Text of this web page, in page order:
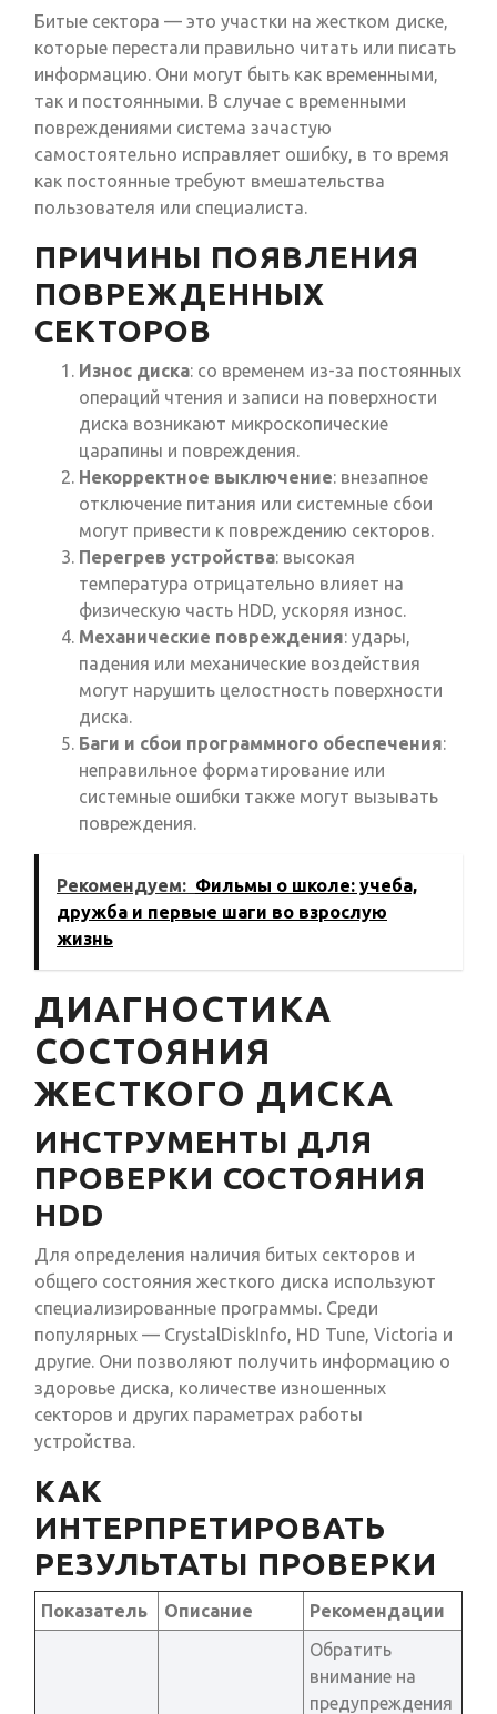
Битые сектора — это участки на жестком диске,
которые перестали правильно читать или писать
информацию. Они могут быть как временными,
так и постоянными. В случае с временными
повреждениями система зачастую
самостоятельно исправляет ошибку, в то время
как постоянные требуют вмешательства
пользователя или специалиста.
ПРИЧИНЫ ПОЯВЛЕНИЯ
ПОВРЕЖДЕННЫХ
СЕКТОРОВ
Износ диска: со временем из-за постоянных
операций чтения и записи на поверхности
диска возникают микроскопические
царапины и повреждения.
Некорректное выключение: внезапное
отключение питания или системные сбои
могут привести к повреждению секторов.
Перегрев устройства: высокая
температура отрицательно влияет на
физическую часть HDD, ускоряя износ.
Механические повреждения: удары,
падения или механические воздействия
могут нарушить целостность поверхности
диска.
Баги и сбои программного обеспечения:
неправильное форматирование или
системные ошибки также могут вызывать
повреждения.
Рекомендуем: Фильмы о школе: учеба,
дружба и первые шаги во взрослую
жизнь
ДИАГНОСТИКА
СОСТОЯНИЯ
ЖЕСТКОГО ДИСКА
ИНСТРУМЕНТЫ ДЛЯ
ПРОВЕРКИ СОСТОЯНИЯ
HDD
Для определения наличия битых секторов и
общего состояния жесткого диска используют
специализированные программы. Среди
популярных — CrystalDiskInfo, HD Tune, Victoria и
другие. Они позволяют получить информацию о
здоровье диска, количестве изношенных
секторов и других параметрах работы
устройства.
КАК
ИНТЕРПРЕТИРОВАТЬ
РЕЗУЛЬТАТЫ ПРОВЕРКИ
Показатель Описание
Рекомендации
Обратить
внимание на
предупреждения